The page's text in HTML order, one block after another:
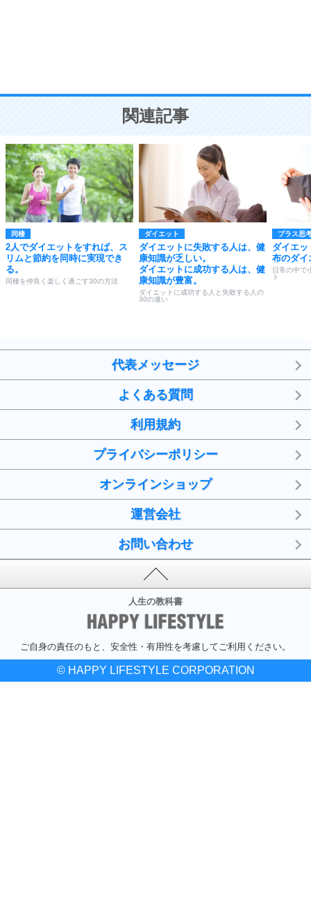
ことが大切。
関連記事
同棲
2人でダイエットをすれば、ス
リムと節約を同時に実現でき
る。
同棲を仲良く楽しく過ごす30の方法
ダイエット
ダイエットに失敗する人は、健
康知識が乏しい。
ダイエットに成功する人は、健
康知識が豊富。
ダイエットに成功する人と失敗する人の
30の違い
プラス思
ダイエ
布のダイ
日常の中で
ト
代表メッセージ
よくある質問
利用規約
プライバシーポリシー
オンラインショップ
運営会社
お問い合わせ
人生の教科書
ご自身の責任のもと、安全性・有用性を考慮してご利用ください。
© HAPPY LIFESTYLE CORPORATION